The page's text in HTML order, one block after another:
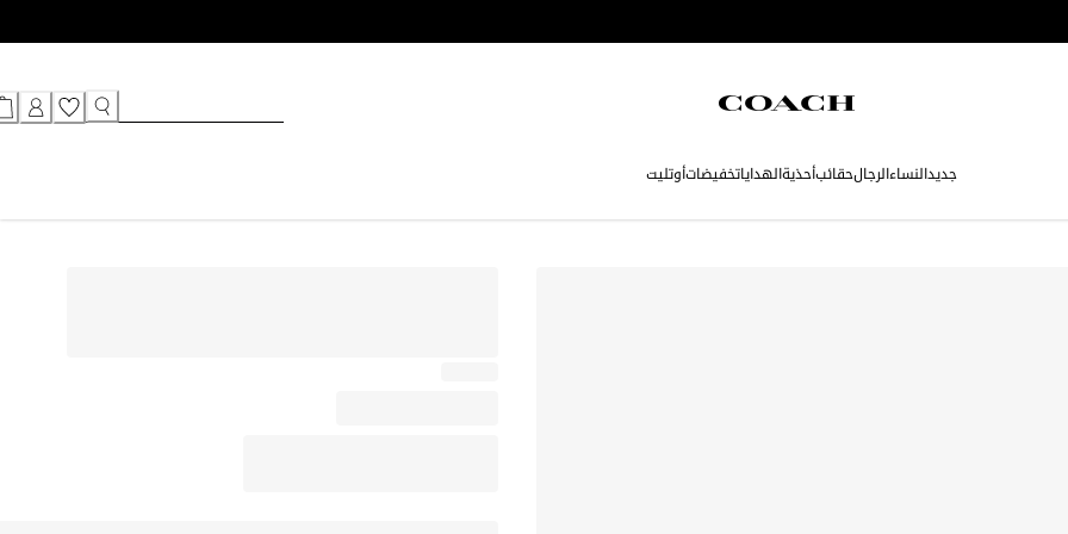
جديدالنساءالرجالحقائبأحذيةالهداياتخفيضاتأوتليت